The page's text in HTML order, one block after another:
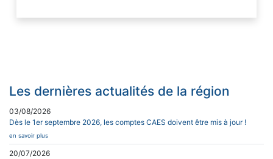
Les dernières actualités de la région
03/08/2026
Dès le 1er septembre 2026, les comptes CAES doivent être mis à jour !
en savoir plus
20/07/2026